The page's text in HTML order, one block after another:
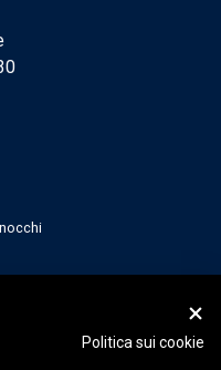
Politica sui cookie